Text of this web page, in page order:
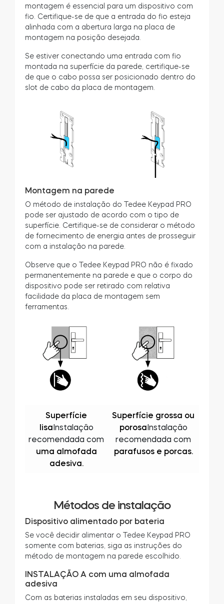
montagem é essencial para um dispositivo com
fio. Certifique-se de que a entrada do fio esteja
alinhada com a abertura larga na placa de
montagem na posição desejada.
Se estiver conectando uma entrada com fio
montada na superfície da parede, certifique-se
de que o cabo possa ser posicionado dentro do
slot de cabo da placa de montagem.
Montagem na parede
O método de instalação do Tedee Keypad PRO
pode ser ajustado de acordo com o tipo de
superfície. Certifique-se de considerar o método
de fornecimento de energia antes de prosseguir
com a instalação na parede.
Observe que o Tedee Keypad PRO não é fixado
permanentemente na parede e que o corpo do
dispositivo pode ser retirado com relativa
facilidade da placa de montagem sem
ferramentas.
Superfície
lisa Instalação
recomendada com
uma almofada
adesiva.
Superfície grossa ou
porosa Instalação
recomendada com
parafusos e porcas.
Métodos de instalação
Dispositivo alimentado por bateria
Se você decidir alimentar o Tedee Keypad PRO
somente com baterias, siga as instruções do
método de montagem na parede escolhido.
INSTALAÇÃO A com uma almofada
adesiva
Com as baterias instaladas em seu dispositivo,